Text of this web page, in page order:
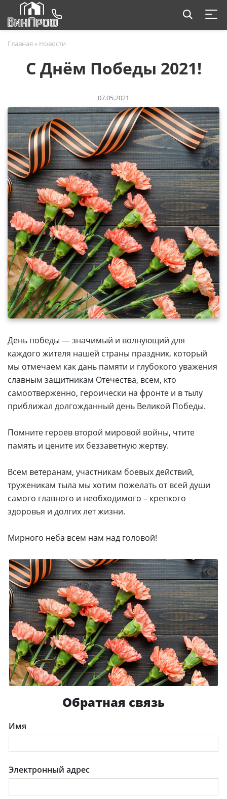
Главная » Новости
С Днём Победы 2021!
07.05.2021
День победы — значимый и волнующий для
каждого жителя нашей страны праздник, который
мы отмечаем как дань памяти и глубокого уважения
славным защитникам Отечества, всем, кто
самоотверженно, героически на фронте и в тылу
приближал долгожданный день Великой Победы.
Помните героев второй мировой войны, чтите
память и цените их беззаветную жертву.
Всем ветеранам, участникам боевых действий,
труженикам тыла мы хотим пожелать от всей души
самого главного и необходимого – крепкого
здоровья и долгих лет жизни.
Мирного неба всем нам над головой!
Обратная связь
Имя
Электронный адрес